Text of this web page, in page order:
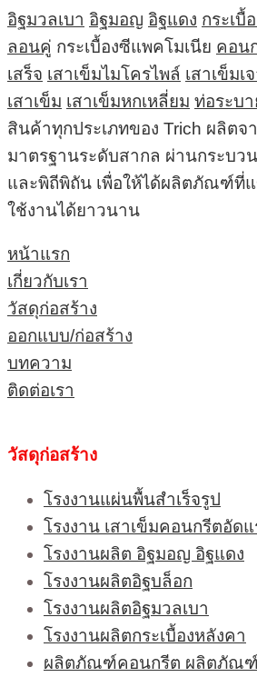
อิฐมวลเบา อิฐมอญ อิฐแดง กระเบื้
ลอนคู่ กระเบื้องซีแพคโมเนีย คอน
เสร็จ เสาเข็มไมโครไพล์ เสาเข็มเ
เสาเข็ม เสาเข็มหกเหลี่ยม ท่อระบ
สินค้าทุกประเภทของ Trich ผลิต
มาตรฐานระดับสากล ผ่านกระบว
และพิถีพิถัน เพื่อให้ได้ผลิตภัณฑ์ที่
ใช้งานได้ยาวนาน
หน้าแรก
เกี่ยวกับเรา
วัสดุก่อสร้าง
ออกแบบ/ก่อสร้าง
บทความ
ติดต่อเรา
วัสดุก่อสร้าง
โรงงานแผ่นพื้นสำเร็จรูป
โรงงาน เสาเข็มคอนกรีตอัดแ
โรงงานผลิต อิฐมอญ อิฐแดง
โรงงานผลิตอิฐบล็อก
โรงงานผลิตอิฐมวลเบา
โรงงานผลิตกระเบื้องหลังคา
ผลิตภัณฑ์คอนกรีต ผลิตภัณฑ์เ